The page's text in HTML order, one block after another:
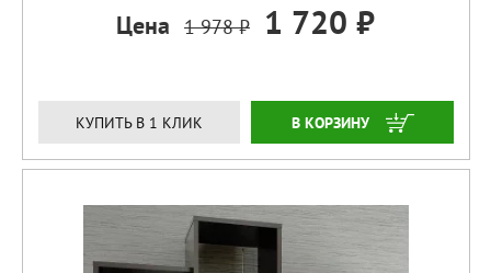
Цена 1 978 ₽ 1 720 ₽
КУПИТЬ В 1 КЛИК ЗАКАЗАТЬ